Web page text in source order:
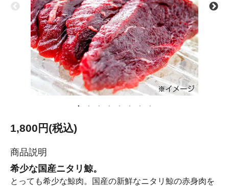
1,800円(税込)
商品説明
希少な国産ニタリ鯨。
とっても希少な鯨肉。国産の新鮮なニタリ鯨の赤身肉を